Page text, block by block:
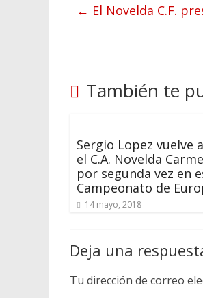
← El Novelda C.F.
También te
Sergio Lopez vuelve
el C.A. Novelda
por segunda vez en
Campeonato de
14 mayo, 2018
Deja una
Tu dirección de correo